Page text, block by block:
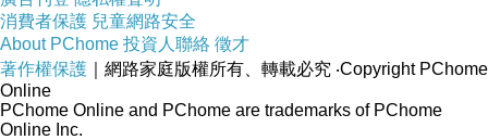
消費者保護 兒童網路安全
About PChome 投資人聯絡 徵才
著作權保護 ｜網路家庭版權所有、轉載必究 ‧Copyright PChome
Online
PChome Online and PChome are trademarks of PChome
Online Inc.